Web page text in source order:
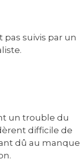
suivis par un
un trouble du
difficile de
dû au manque